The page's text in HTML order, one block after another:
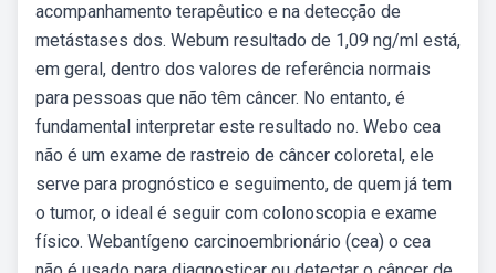
acompanhamento terapêutico e na detecção de
metástases dos. Webum resultado de 1,09 ng/ml está,
em geral, dentro dos valores de referência normais
para pessoas que não têm câncer. No entanto, é
fundamental interpretar este resultado no. Webo cea
não é um exame de rastreio de câncer coloretal, ele
serve para prognóstico e seguimento, de quem já tem
o tumor, o ideal é seguir com colonoscopia e exame
físico. Webantígeno carcinoembrionário (cea) o cea